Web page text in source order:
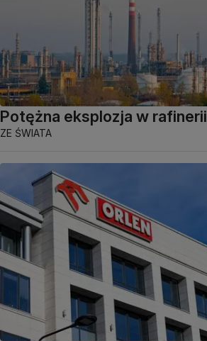
Potężna eksplozja w rafinerii
ZE ŚWIATA